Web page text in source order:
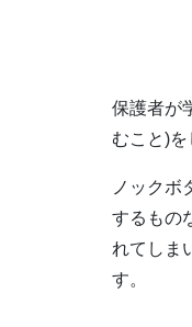
保護者が
むこと)
ノックボ
するもの
れてしま
す。